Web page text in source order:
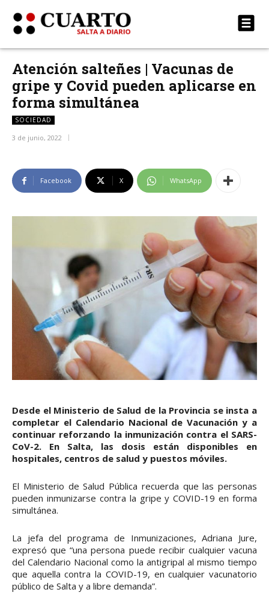
Atención salteñes | Vacunas de
gripe y Covid pueden aplicarse en
forma simultánea
SOCIEDAD
3 de junio, 2022
Facebook X WhatsApp
Desde el Ministerio de Salud de la Provincia se insta a
completar el Calendario Nacional de Vacunación y a
continuar reforzando la inmunización contra el SARS-
CoV-2. En Salta, las dosis están disponibles en
hospitales, centros de salud y puestos móviles.
El Ministerio de Salud Pública recuerda que las personas
pueden inmunizarse contra la gripe y COVID-19 en forma
simultánea.
La jefa del programa de Inmunizaciones, Adriana Jure,
expresó que “una persona puede recibir cualquier vacuna
del Calendario Nacional como la antigripal al mismo tiempo
que aquella contra la COVID-19, en cualquier vacunatorio
público de Salta y a libre demanda”.